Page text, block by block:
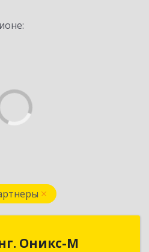
Оникс-М
Оникс-М